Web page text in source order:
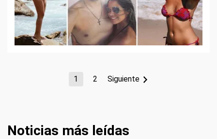
1 2 Siguiente
Noticias más leídas